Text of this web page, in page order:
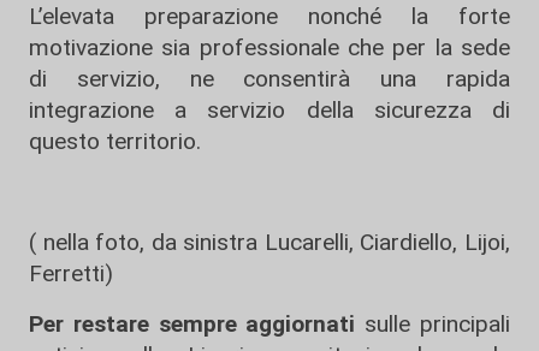
L’elevata preparazione nonché la forte
motivazione sia professionale che per la sede
di servizio, ne consentirà una rapida
integrazione a servizio della sicurezza di
questo territorio.
( nella foto, da sinistra Lucarelli, Ciardiello, Lijoi,
Ferretti)
Per restare sempre aggiornati sulle principali